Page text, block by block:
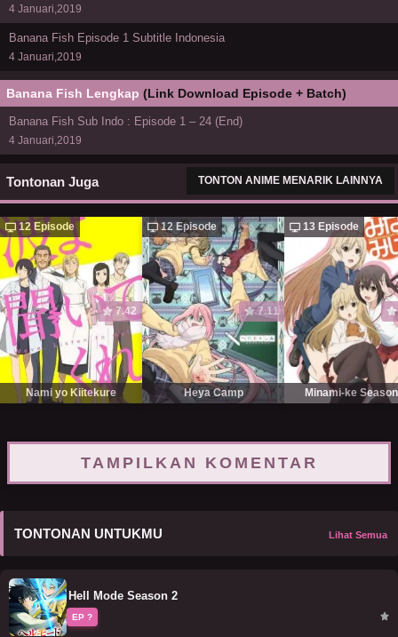
4 Januari,2019
Banana Fish Episode 1 Subtitle Indonesia
4 Januari,2019
Banana Fish Lengkap (Link Download Episode + Batch)
Banana Fish Sub Indo : Episode 1 – 24 (End)
4 Januari,2019
Tontonan Juga TONTON ANIME MENARIK LAINNYA
12 Episode
7.42
Nami yo Kiitekure
12 Episode
7.11
Heya Camp
13 Episode
Minami-ke
TAMPILKAN KOMENTAR
TONTONAN UNTUKMU Lihat Semua
Hell Mode Season 2
EP ?